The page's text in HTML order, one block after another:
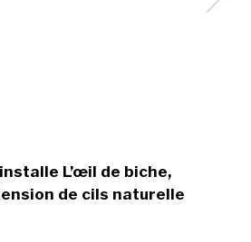
installe L’œil de biche,
de cils naturelle